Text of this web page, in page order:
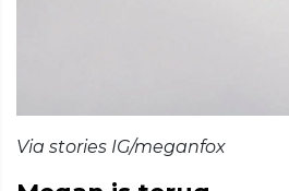
Via stories IG/meganfox